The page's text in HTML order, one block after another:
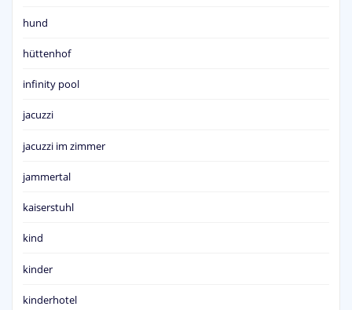
hund
hüttenhof
infinity pool
jacuzzi
jacuzzi im zimmer
jammertal
kaiserstuhl
kind
kinder
kinderhotel